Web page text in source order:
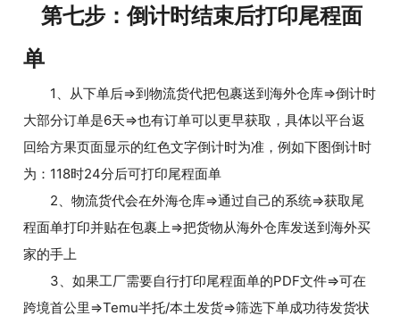
第七步：倒计时结束后打印尾程面
单
1、从下单后=>到物流货代把包裹送到海外仓库=>倒计时
大部分订单是6天=>也有订单可以更早获取，具体以平台返
回给方果页面显示的红色文字倒计时为准，例如下图倒计时
为：118时24分后可打印尾程面单
2、物流货代会在外海仓库=>通过自己的系统=>获取尾
程面单打印并贴在包裹上=>把货物从海外仓库发送到海外买
家的手上
3、如果工厂需要自行打印尾程面单的PDF文件=>可在
跨境首公里=>Temu半托/本土发货=>筛选下单成功待发货状